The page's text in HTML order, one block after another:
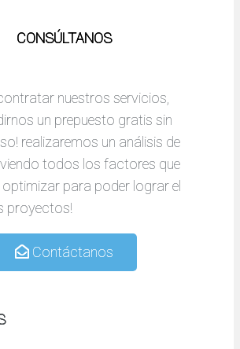
CONSÚLTANOS
nuestros servicios,
un prepuesto gratis sin
realizaremos un análisis de
todos los factores que
para poder lograr el
proyectos!
Contáctanos